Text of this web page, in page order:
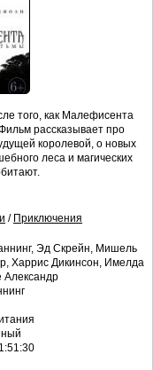
того, как Малефисента
рассказывает про
королевой, о новых
леса и магических
/ Приключения
Эд Скрейн, Мишель
Харрис Дикинсон, Имелда
Александр